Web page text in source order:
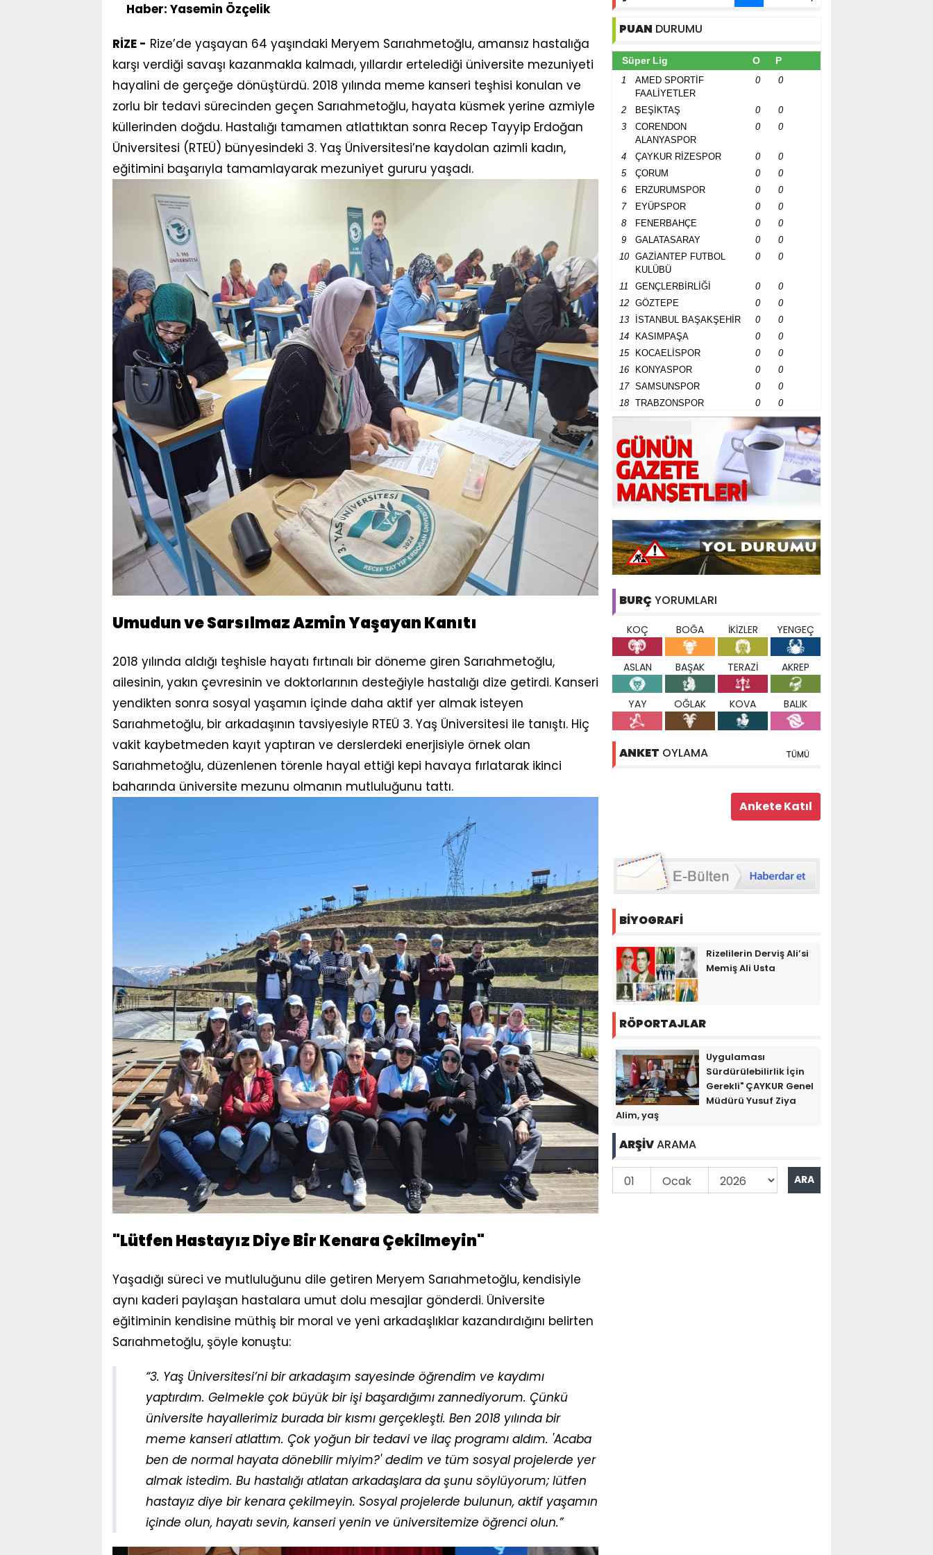
Haber: Yasemin Özçelik
RİZE - Rize’de yaşayan 64 yaşındaki Meryem Sarıahmetoğlu, amansız hastalığa
karşı verdiği savaşı kazanmakla kalmadı, yıllardır ertelediği üniversite mezuniyeti
hayalini de gerçeğe dönüştürdü. 2018 yılında meme kanseri teşhisi konulan ve
zorlu bir tedavi sürecinden geçen Sarıahmetoğlu, hayata küsmek yerine azmiyle
küllerinden doğdu. Hastalığı tamamen atlattıktan sonra Recep Tayyip Erdoğan
Üniversitesi (RTEÜ) bünyesindeki 3. Yaş Üniversitesi’ne kaydolan azimli kadın,
eğitimini başarıyla tamamlayarak mezuniyet gururu yaşadı.
​Umudun ve Sarsılmaz Azmin Yaşayan Kanıtı
​2018 yılında aldığı teşhisle hayatı fırtınalı bir döneme giren Sarıahmetoğlu,
ailesinin, yakın çevresinin ve doktorlarının desteğiyle hastalığı dize getirdi. Kanseri
yendikten sonra sosyal yaşamın içinde daha aktif yer almak isteyen
Sarıahmetoğlu, bir arkadaşının tavsiyesiyle RTEÜ 3. Yaş Üniversitesi ile tanıştı. Hiç
vakit kaybetmeden kayıt yaptıran ve derslerdeki enerjisiyle örnek olan
Sarıahmetoğlu, düzenlenen törenle hayal ettiği kepi havaya fırlatarak ikinci
baharında üniversite mezunu olmanın mutluluğunu tattı.
​"Lütfen Hastayız Diye Bir Kenara Çekilmeyin"
​Yaşadığı süreci ve mutluluğunu dile getiren Meryem Sarıahmetoğlu, kendisiyle
aynı kaderi paylaşan hastalara umut dolu mesajlar gönderdi. Üniversite
eğitiminin kendisine müthiş bir moral ve yeni arkadaşlıklar kazandırdığını belirten
Sarıahmetoğlu, şöyle konuştu:
​“3. Yaş Üniversitesi’ni bir arkadaşım sayesinde öğrendim ve kaydımı
yaptırdım. Gelmekle çok büyük bir işi başardığımı zannediyorum. Çünkü
üniversite hayallerimiz burada bir kısmı gerçekleşti. Ben 2018 yılında bir
meme kanseri atlattım. Çok yoğun bir tedavi ve ilaç programı aldım. 'Acaba
ben de normal hayata dönebilir miyim?' dedim ve tüm sosyal projelerde yer
almak istedim. Bu hastalığı atlatan arkadaşlara da şunu söylüyorum; lütfen
hastayız diye bir kenara çekilmeyin. Sosyal projelerde bulunun, aktif yaşamın
içinde olun, hayatı sevin, kanseri yenin ve üniversitemize öğrenci olun.”
PUAN DURUMU
Süper Lig O P
1
AMED SPORTİF
FAALİYETLER
0 0
2 BEŞİKTAŞ 0
0
3
CORENDON
ALANYASPOR
0 0
4 ÇAYKUR RİZESPOR 0
0
5
ÇORUM 0
0
6
ERZURUMSPOR 0
0
7
EYÜPSPOR 0
0
8
FENERBAHÇE 0
0
9
GALATASARAY 0
0
10
GAZİANTEP FUTBOL
KULÜBÜ
0 0
11 GENÇLERBİRLİĞİ 0
0
12
GÖZTEPE 0
0
13
İSTANBUL BAŞAKŞEHİR 0
0
14
KASIMPAŞA 0
0
15
KOCAELİSPOR 0
0
16
KONYASPOR 0
0
17
SAMSUNSPOR 0
0
18
TRABZONSPOR 0 0
BURÇ YORUMLARI
KOÇ BOĞA İKİZLER YENGEÇ
ASLAN BAŞAK TERAZİ AKREP
YAY OĞLAK KOVA BALIK
ANKET OYLAMA TÜMÜ
BİYOGRAFİ
Rizelilerin Derviş Ali’si
Memiş Ali Usta
RÖPORTAJLAR
Uygulaması
Sürdürülebilirlik İçin
Gerekli" ÇAYKUR Genel
Müdürü Yusuf Ziya
Alim, yaş
ARŞİVARAMA